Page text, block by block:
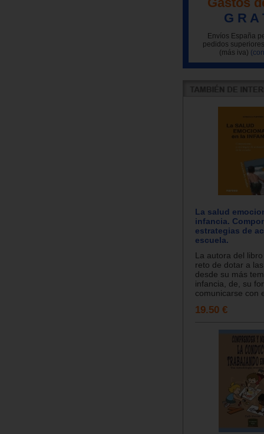
G R A
Envíos España
pedidos
(más iva)
La salud
infancia.
estrategias de
escuela.
La autora del
reto de dotar a
desde su más
infancia, de, su
comunicarse con
19.50 €